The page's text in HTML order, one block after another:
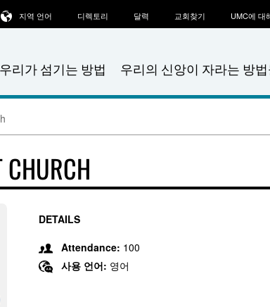
우리가 섬기는 방법 우리의 신앙이 자라는 방
지역 언어 디렉토리 달력 교회찾기 UMC에 대
CHURCH
DETAILS
Attendance: 100
사용 언어: 영어